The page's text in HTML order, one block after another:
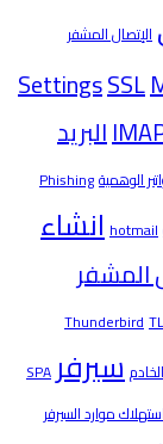
الإتصال المشفر
SettingsSSL
البريد
الوهميةPhishing
hotmailانشاء
المشفر
Thunderbird
سيرفرSPA
موارد السيرفر